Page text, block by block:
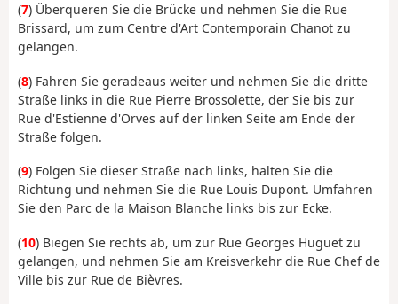
(7) Überqueren Sie die Brücke und nehmen Sie die Rue
Brissard, um zum Centre d'Art Contemporain Chanot zu
gelangen.
(8) Fahren Sie geradeaus weiter und nehmen Sie die dritte
Straße links in die Rue Pierre Brossolette, der Sie bis zur
Rue d'Estienne d'Orves auf der linken Seite am Ende der
Straße folgen.
(9) Folgen Sie dieser Straße nach links, halten Sie die
Richtung und nehmen Sie die Rue Louis Dupont. Umfahren
Sie den Parc de la Maison Blanche links bis zur Ecke.
(10) Biegen Sie rechts ab, um zur Rue Georges Huguet zu
gelangen, und nehmen Sie am Kreisverkehr die Rue Chef de
Ville bis zur Rue de Bièvres.